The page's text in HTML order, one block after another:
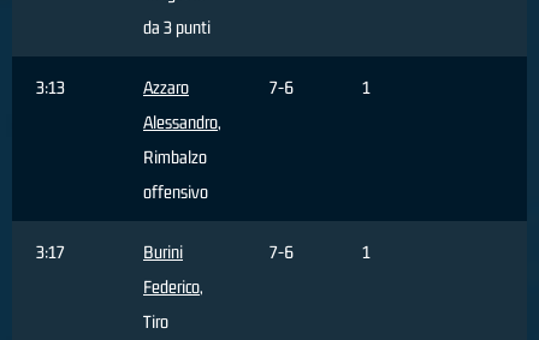
da 3 punti
3:13
Azzaro
Alessandro,
Rimbalzo
offensivo
7-6 1
3:17
Burini
Federico,
Tiro
7-6 1